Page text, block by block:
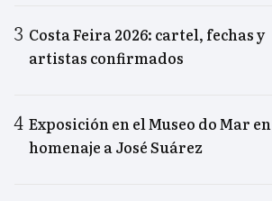
Costa Feira 2026: cartel, fechas y
artistas confirmados
Exposición en el Museo do Mar en
homenaje a José Suárez